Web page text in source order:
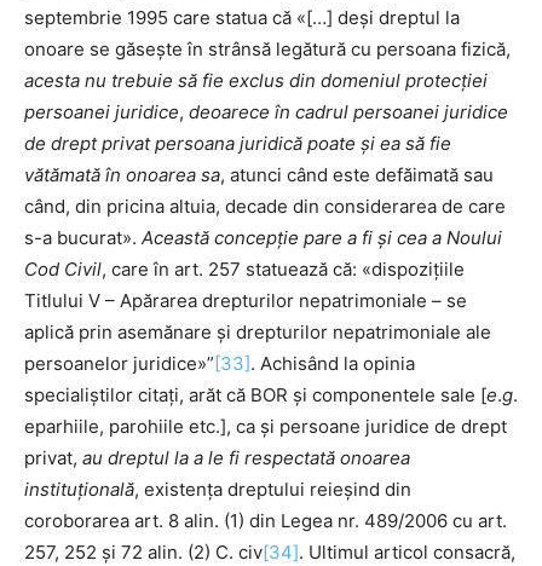
septembrie 1995 care statua că «[…] deși dreptul la
onoare se găsește în strânsă legătură cu persoana fizică,
acesta nu trebuie să fie exclus din domeniul protecției
persoanei juridice, deoarece în cadrul persoanei juridice
de drept privat persoana juridică poate și ea să fie
vătămată în onoarea sa, atunci când este defăimată sau
când, din pricina altuia, decade din considerarea de care
s-a bucurat». Această concepție pare a fi și cea a Noului
Cod Civil, care în art. 257 statuează că: «dispozițiile
Titlului V – Apărarea drepturilor nepatrimoniale – se
aplică prin asemănare și drepturilor nepatrimoniale ale
persoanelor juridice»” [33]. Achisând la opinia
specialiștilor citați, arăt că BOR și componentele sale [e.g.
eparhiile, parohiile etc.], ca și persoane juridice de drept
privat, au dreptul la a le fi respectată onoarea
instituțională, existența dreptului reieșind din
coroborarea art. 8 alin. (1) din Legea nr. 489/2006 cu art.
257, 252 și 72 alin. (2) C. civ[34]. Ultimul articol consacră,